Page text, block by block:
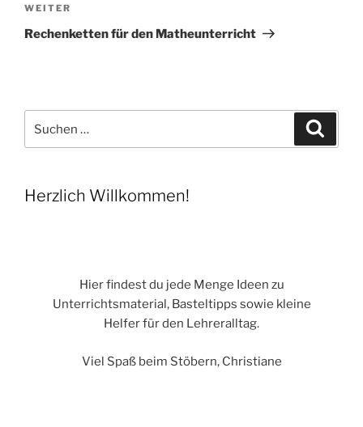
Nächster
Beitrag
WEITER
Rechenketten für den Matheunterricht
nach:
Herzlich Willkommen!
Hier findest du jede Menge Ideen zu
Unterrichtsmaterial, Basteltipps sowie kleine
Helfer für den Lehreralltag.
Viel Spaß beim Stöbern, Christiane